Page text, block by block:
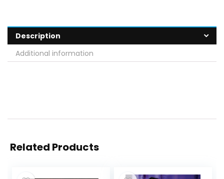
Description
Additional information
Related Products